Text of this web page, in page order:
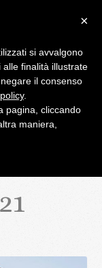
×
si avvalgono
finalità illustrate
il consenso
.
pagina, cliccando
maniera,